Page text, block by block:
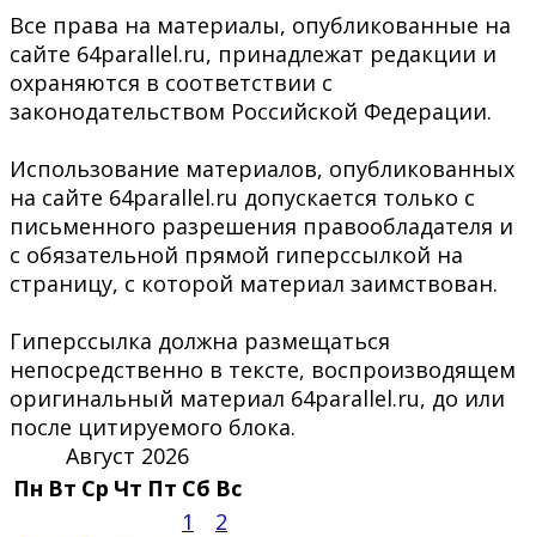
Все права на материалы, опубликованные на
сайте 64parallel.ru, принадлежат редакции и
охраняются в соответствии с
законодательством Российской Федерации.
Использование материалов, опубликованных
на сайте 64parallel.ru допускается только с
письменного разрешения правообладателя и
с обязательной прямой гиперссылкой на
страницу, с которой материал заимствован.
Гиперссылка должна размещаться
непосредственно в тексте, воспроизводящем
оригинальный материал 64parallel.ru, до или
после цитируемого блока.
Август 2026
Пн Вт Ср Чт Пт Сб Вс
1
2